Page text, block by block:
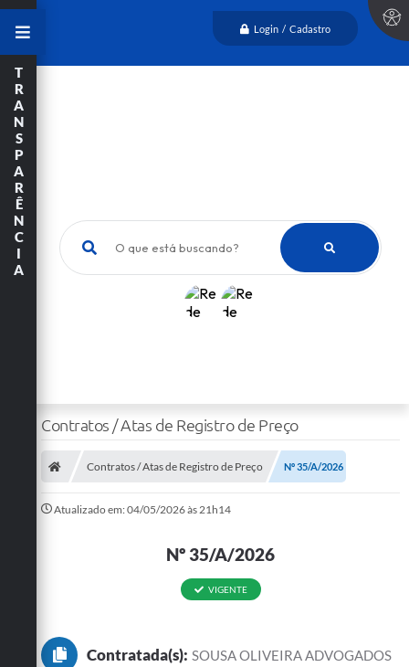
Login / Cadastro
O que está buscando?
T
R
A
N
S
P
A
R
Ê
N
C
I
A
Contratos / Atas de Registro de Preço
Contratos / Atas de Registro de Preço Nº 35/A/2026
Atualizado em: 04/05/2026 às 21h14
Nº 35/A/2026
VIGENTE
Contratada(s): SOUSA OLIVEIRA ADVOGADOS